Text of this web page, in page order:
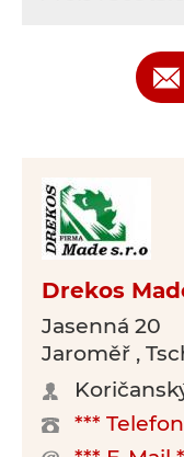
Drekos
Jasenná 20
Jaroměř ,
***